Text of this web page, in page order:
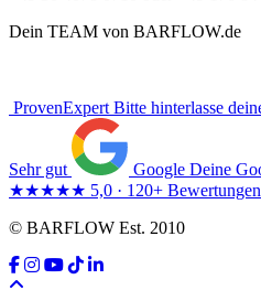
Dein TEAM von BARFLOW.de
ProvenExpert Bitte hinterlasse
Sehr gut Google Deine
★★★★★ 5,0 · 120+ Bewertungen
© BARFLOW Est. 2010